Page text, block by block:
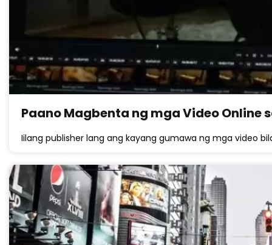
Paano Magbenta ng mga Video Online
Iilang publisher lang ang kayang gumawa ng mga video